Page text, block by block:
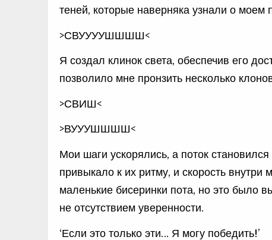
теней, которые наверняка узнали о моем
>СВУУУУШШШШ<
Я создал клинок света, обеспечив его
позволило мне пронзить несколько
>СВИШ<
>ВУУУШШШШ<
Мои шаги ускорялись, а поток
привыкало к их ритму, и скорость
маленькие бисеринки пота, но это было
не отсутствием уверенности.
‘Если это только эти… Я могу победить!’